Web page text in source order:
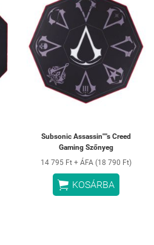
Subsonic Assassin''''s Creed
Gaming Szőnyeg
14 795 Ft + ÁFA (18 790 Ft)
 KOSÁRBA